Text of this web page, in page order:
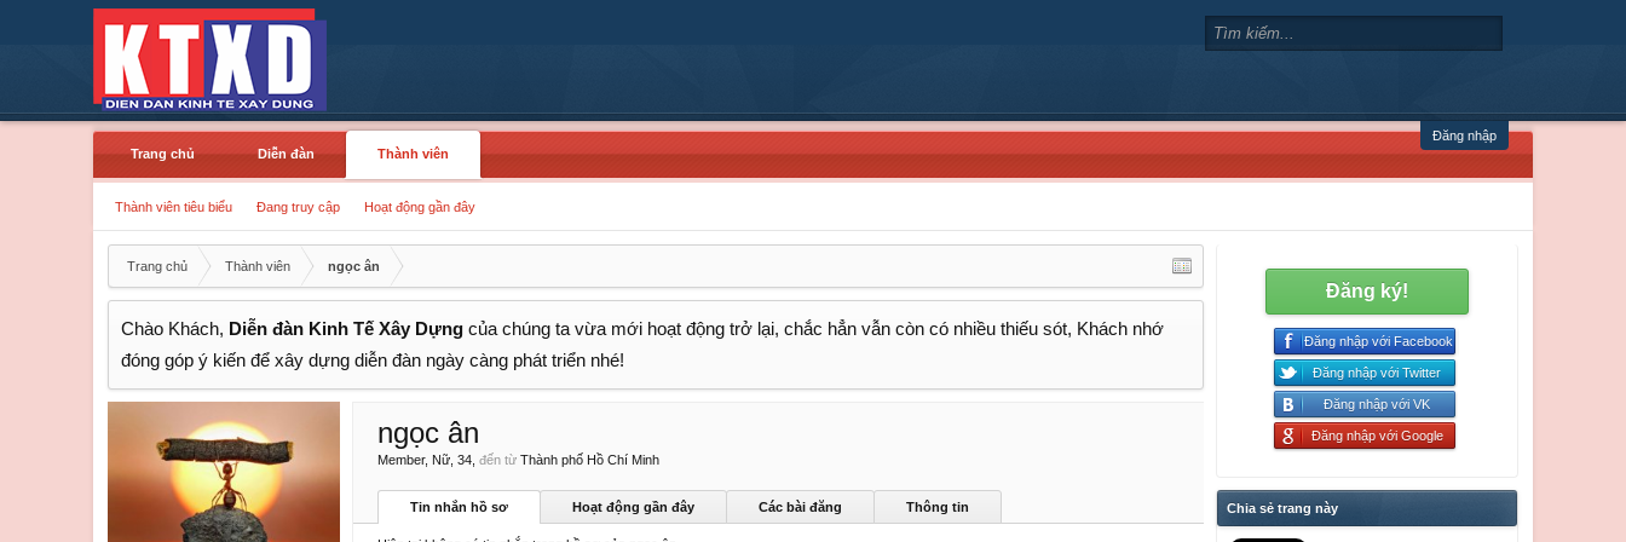
Đăng nhập
Trang chủ
Diễn đàn Thành viên
Thành viên tiêu biểu Đang truy cập Hoạt động gần đây
Trang chủ Thành viên ngọc ân
Chào Khách, Diễn đàn Kinh Tế Xây Dựng của chúng ta vừa mới hoạt động trở lại, chắc hẳn vẫn còn có nhiều thiếu sót, Khách nhớ
đóng góp ý kiến để xây dựng diễn đàn ngày càng phát triển nhé!
ngọc ân
Member, Nữ, 34, đến từ Thành phố Hồ Chí Minh
Tin nhắn hồ sơ Hoạt động gần đây Các bài đăng Thông tin
Đăng ký!
Đăng nhập với Facebook
Đăng nhập với Twitter
Đăng nhập với VK
Đăng nhập với Google
Chia sẻ trang này